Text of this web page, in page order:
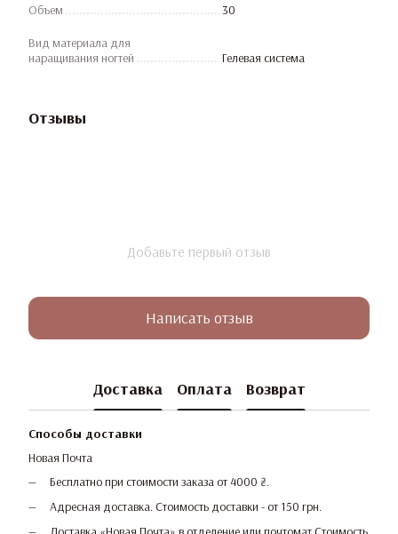
Объем 30
Вид материала для
наращивания ногтей
Гелевая система
Отзывы
Добавьте первый отзыв
Написать отзыв
Доставка Оплата Возврат
Способы доставки
Новая Почта
Бесплатно при стоимости заказа от 4000 ₴.
Адресная доставка. Стоимость доставки - от 150 грн.